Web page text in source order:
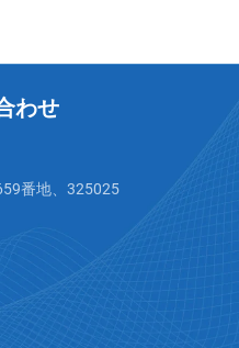
わせ
番地、325025